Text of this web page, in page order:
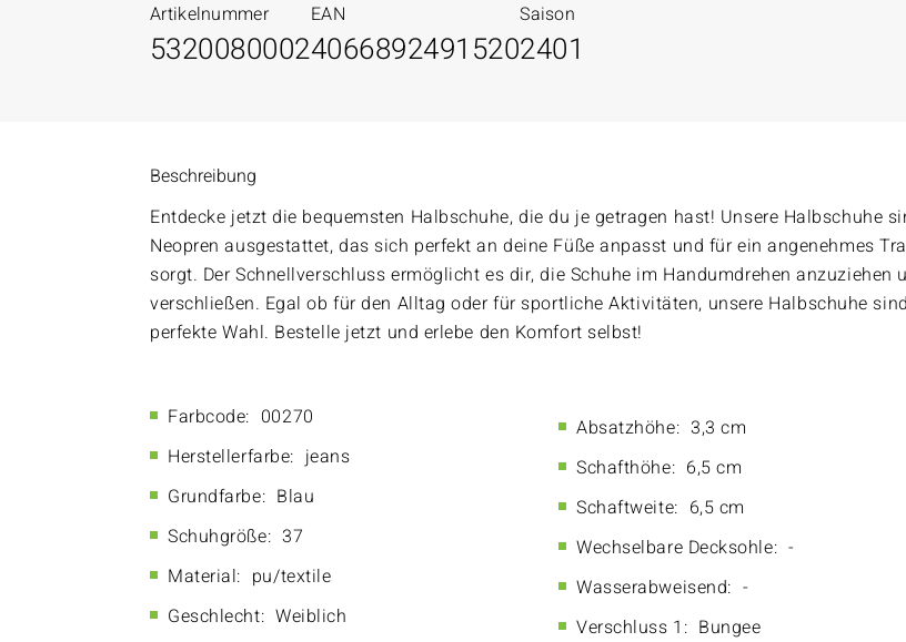
Artikelnummer
5320080002
EAN
4066892491520
Saison
2401
Beschreibung
Entdecke jetzt die bequemsten Halbschuhe, die du je getragen hast! Unsere Halbschuhe
Neopren ausgestattet, das sich perfekt an deine Füße anpasst und für ein angenehmes
sorgt. Der Schnellverschluss ermöglicht es dir, die Schuhe im Handumdrehen anzuziehen
verschließen. Egal ob für den Alltag oder für sportliche Aktivitäten, unsere Halbschuhe
perfekte Wahl. Bestelle jetzt und erlebe den Komfort selbst!
Farbcode: 00270
Herstellerfarbe: jeans
Grundfarbe: Blau
Schuhgröße: 37
Material: pu/textile
Geschlecht: Weiblich
Absatzhöhe: 3,3 cm
Schafthöhe: 6,5 cm
Schaftweite: 6,5 cm
Wechselbare Decksohle: -
Wasserabweisend: -
Verschluss 1: Bungee